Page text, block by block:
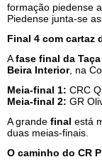
formação piedense
Piedense junta-se
Final 4 com cartaz
Afase final da
Beira Interior, na
Meia-final 1: CRC
Meia-final 2: GR
A grande final está
duas meias-finais.
O caminho do CR